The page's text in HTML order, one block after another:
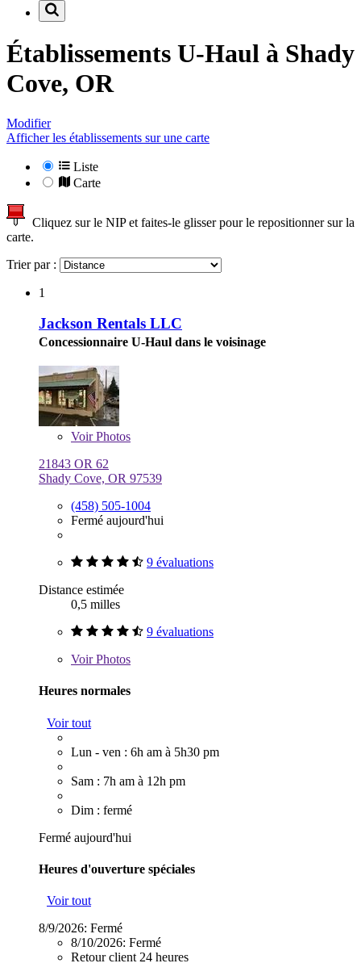
Établissements U-Haul à Shady
Cove, OR
Modifier
Afficher les établissements sur une carte
Liste
Carte
Cliquez sur le NIP et faites-le glisser pour le repositionner sur la
carte.
Trier par :
1
Jackson Rentals LLC
Concessionnaire U-Haul dans le voisinage
VoirPhotos
21843 OR 62
Shady Cove, OR 97539
(458) 505-1004
Fermé aujourd'hui
9 évaluations
Distance estimée
0,5 milles
9 évaluations
VoirPhotos
Heures normales
Voir tout
Lun - ven : 6h am à 5h30 pm
Sam : 7h am à 12h pm
Dim : fermé
Fermé aujourd'hui
Heures d'ouverture spéciales
Voir tout
8/9/2026: Fermé
8/10/2026: Fermé
Retour client 24 heures